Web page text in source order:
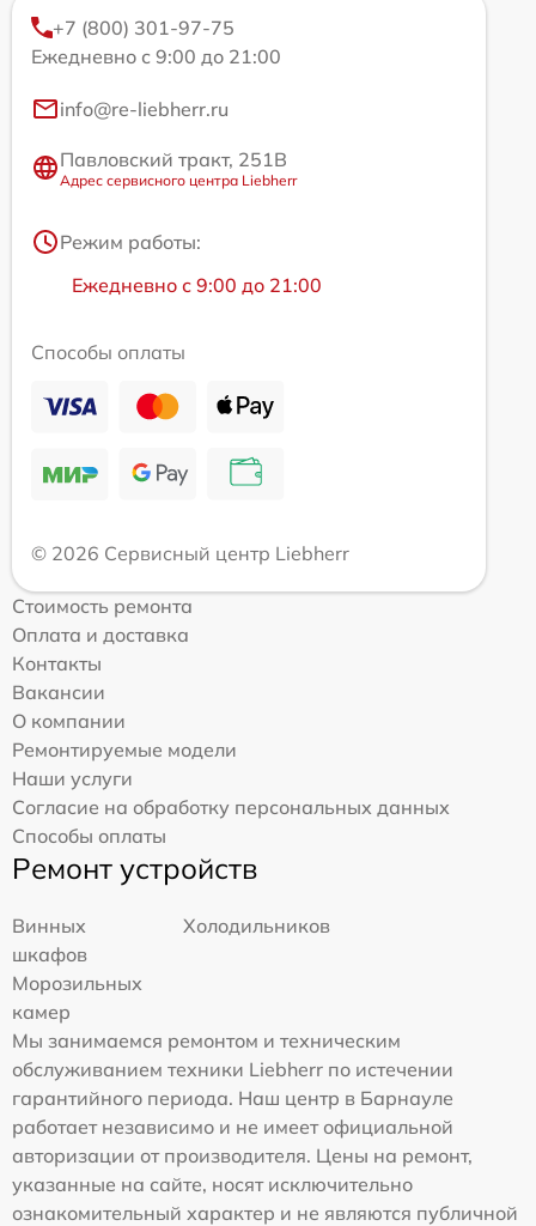
+7 (800) 301-97-75
Ежедневно с 9:00 до 21:00
info@re-liebherr.ru
Павловский тракт, 251В
Адрес сервисного центра Liebherr
Режим работы:
Ежедневно с 9:00 до 21:00
Способы оплаты
© 2026 Сервисный центр Liebherr
Стоимость ремонта
Оплата и доставка
Контакты
Вакансии
О компании
Ремонтируемые модели
Наши услуги
Согласие на обработку персональных данных
Способы оплаты
Ремонт устройств
Винных
шкафов
Холодильников
Морозильных
камер
Мы занимаемся ремонтом и техническим
обслуживанием техники Liebherr по истечении
гарантийного периода. Наш центр в Барнауле
работает независимо и не имеет официальной
авторизации от производителя. Цены на ремонт,
указанные на сайте, носят исключительно
ознакомительный характер и не являются публичной